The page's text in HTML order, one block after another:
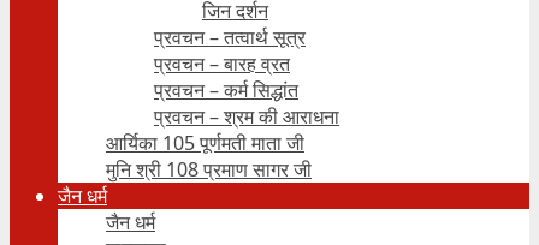
जिन दर्शन
प्रवचन – तत्वार्थ सूत्र
प्रवचन – बारह व्रत
प्रवचन – कर्म सिद्धांत
प्रवचन – श्रम की आराधना
आर्यिका 105 पूर्णमती माता जी
मुनि श्री 108 प्रमाण सागर जी
जैन धर्म
जैन धर्म